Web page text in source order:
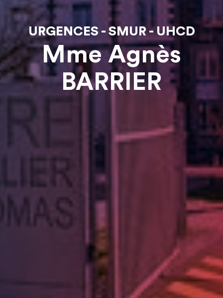
URGENCES - SMUR - UHCD
Mme Agnès
BARRIER